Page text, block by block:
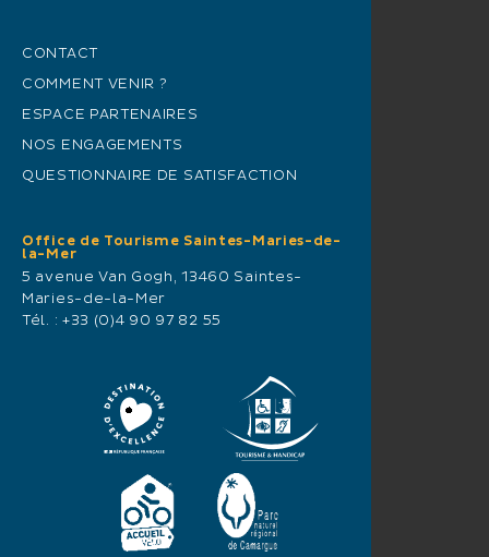
CONTACT
COMMENT VENIR ?
ESPACE PARTENAIRES
NOS ENGAGEMENTS
QUESTIONNAIRE DE SATISFACTION
Office de Tourisme Saintes-Maries-de-
la-Mer
5 avenue Van Gogh, 13460 Saintes-
Maries-de-la-Mer
Tél. : +33 (0)4 90 97 82 55